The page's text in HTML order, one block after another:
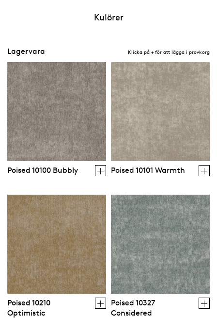
Kulörer
Lagervara Klicka på + för att lägga i provkorg
Poised 10100 Bubbly Poised 10101 Warmth
Poised 10210
Optimistic
Poised 10327
Considered